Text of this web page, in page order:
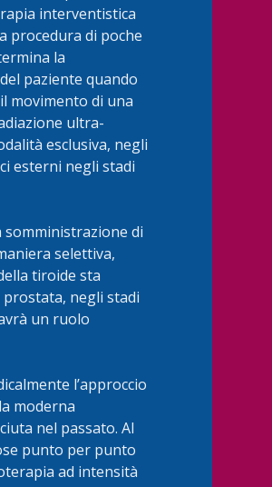
interventistica
procedura di poche
la
paziente quando
movimento di una
ultra-
esclusiva, negli
esterni negli stadi
di
selettiva,
tiroide sta
negli stadi
un ruolo
l’approccio
moderna
nel passato. Al
punto per punto
ad intensità